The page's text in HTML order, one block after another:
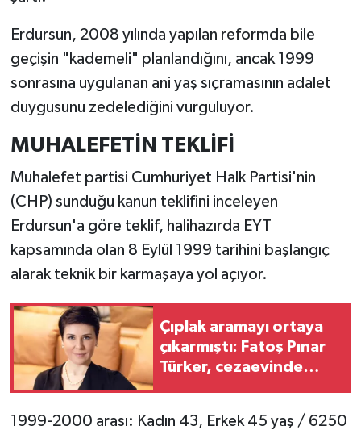
Erdursun, 2008 yılında yapılan reformda bile
geçişin "kademeli" planlandığını, ancak 1999
sonrasına uygulanan ani yaş sıçramasının adalet
duygusunu zedelediğini vurguluyor.
MUHALEFETİN TEKLİFİ
Muhalefet partisi Cumhuriyet Halk Partisi'nin
(CHP) sunduğu kanun teklifini inceleyen
Erdursun'a göre teklif, halihazırda EYT
kapsamında olan 8 Eylül 1999 tarihini başlangıç
alarak teknik bir karmaşaya yol açıyor.
Çıplak aramayı ortaya
çıkarmıştı: Fatoş Pınar
Türker, cezaevinde
1999-2000 arası: Kadın 43, Erkek 45 yaş / 6250